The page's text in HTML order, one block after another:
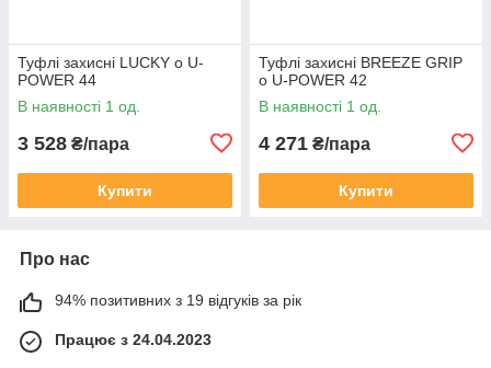
Туфлі захисні LUCKY o U-
POWER 44
В наявності 1 од.
3 528 ₴/пара
Купити
Туфлі захисні BREEZE GRIP
o U-POWER 42
В наявності 1 од.
4 271 ₴/пара
Купити
Про нас
94% позитивних з 19 відгуків за рік
Працює з 24.04.2023